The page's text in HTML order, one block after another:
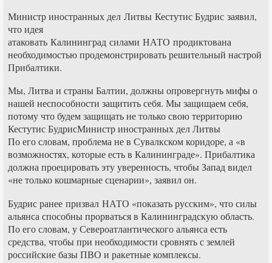
Министр иностранных дел Литвы Кестутис Будрис заявил,
что идея
атаковать Калининград силами НАТО продиктована
необходимостью продемонстрировать решительный настрой
Прибалтики.
Мы, Литва и страны Балтии, должны опровергнуть мифы о
нашей неспособности защитить себя. Мы защищаем себя,
потому что будем защищать не только свою территорию
Кестутис БудрисМинистр иностранных дел Литвы
По его словам, проблема не в Сувалкском коридоре, а «в
возможностях, которые есть в Калининграде». Прибалтика
должна проецировать эту уверенность, чтобы Запад видел
«не только кошмарные сценарии», заявил он.
Будрис ранее призвал НАТО «показать русским», что силы
альянса способны прорваться в Калининградскую область.
По его словам, у Североатлантического альянса есть
средства, чтобы при необходимости сровнять с землей
российские базы ПВО и ракетные комплексы.